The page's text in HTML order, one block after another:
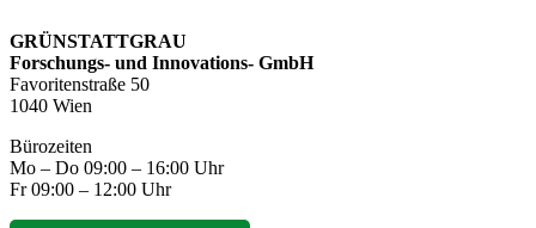
GRÜNSTATTGRAU
Forschungs- und Innovations- GmbH
Favoritenstraße 50
1040 Wien
Bürozeiten
Mo – Do 09:00 – 16:00 Uhr
Fr 09:00 – 12:00 Uhr